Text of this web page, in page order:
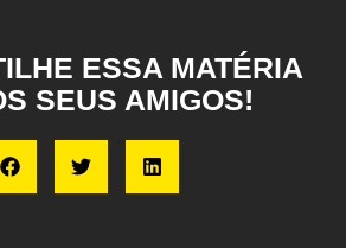
ESSA MATÉRIA
SEUS AMIGOS!